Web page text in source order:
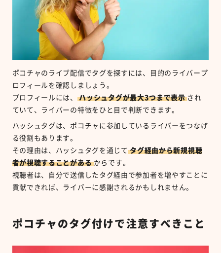
ポコチャのライブ配信でタグを探すには、目的のライバープ
ロフィールを確認しましょう。
プロフィールには、
ハッシュタグが最大3つまで表示 され
ていて、ライバーの特徴をひと目で判断できます。
ハッシュタグは、ポコチャに参加しているライバーをつなげ
る役割もあります。
その理由は、ハッシュタグを通じて タグ経由から新規視聴
者が視聴することがある からです。
視聴者は、自分で送信したタグ経由で参加者を増やすことに
貢献できれば、ライバーに感謝されるかもしれません。
ポコチャのタグ付けで注意すべきこと